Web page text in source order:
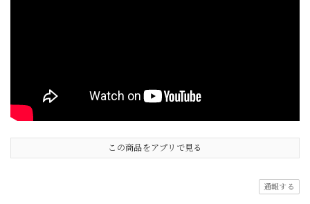
この商品をアプリで見る
通報する